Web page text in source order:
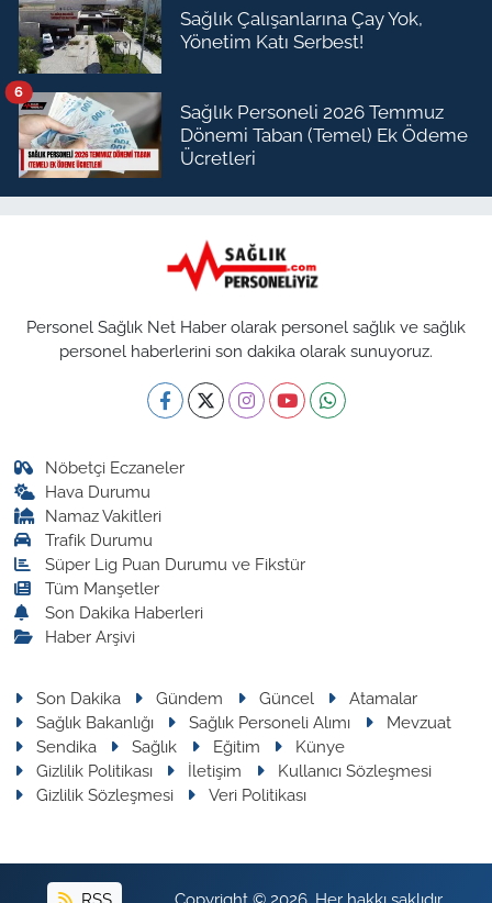
Sağlık Çalışanlarına Çay Yok,
Yönetim Katı Serbest!
Sağlık Personeli 2026 Temmuz
Dönemi Taban (Temel) Ek Ödeme
Ücretleri
6
Personel Sağlık Net Haber olarak personel sağlık ve sağlık
personel haberlerini son dakika olarak sunuyoruz.
Nöbetçi Eczaneler
Hava Durumu
Namaz Vakitleri
Trafik Durumu
Süper Lig Puan Durumu ve Fikstür
Tüm Manşetler
Son Dakika Haberleri
Haber Arşivi
Son Dakika Gündem Güncel
Atamalar
Sağlık Bakanlığı
Sağlık Personeli Alımı
Mevzuat
Sendika
Sağlık Eğitim
Künye
Gizlilik Politikası
İletişim
Kullanıcı Sözleşmesi
Gizlilik Sözleşmesi
Veri Politikası
RSS Copyright © 2026. Her hakkı saklıdır.